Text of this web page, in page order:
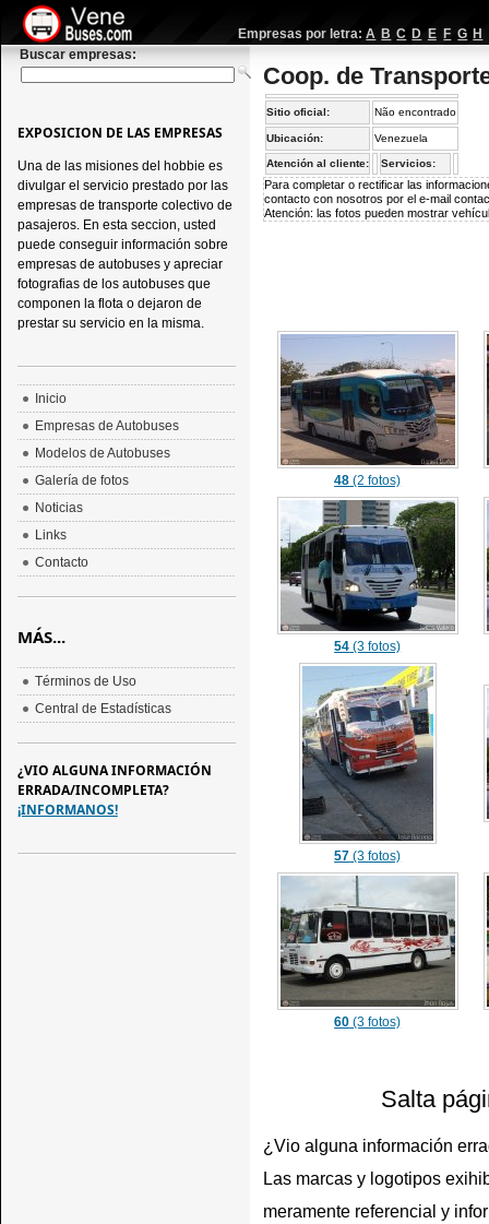
Empresas por letra: A B C D E F G H
Buscar empresas:
Coop. de
Sitio oficial: Não encontrado
Ubicación: Venezuela
Atención al cliente: Servicios:
Para completar o rectificar las
contacto con nosotros por el e-mail
Atención: las fotos pueden mostrar
48 (2 fotos)
54 (3 fotos)
57 (3 fotos)
60 (3 fotos)
Salta
¿Vio alguna información
Las marcas y logotipos
meramente referencial y
EXPOSICION DE LAS EMPRESAS
Una de las misiones del hobbie es
divulgar el servicio prestado por las
empresas de transporte colectivo de
pasajeros. En esta seccion, usted
puede conseguir información sobre
empresas de autobuses y apreciar
fotografias de los autobuses que
componen la flota o dejaron de
prestar su servicio en la misma.
Inicio
Empresas de Autobuses
Modelos de Autobuses
Galería de fotos
Noticias
Links
Contacto
MÁS...
Términos de Uso
Central de Estadísticas
¿VIO ALGUNA INFORMACIÓN
ERRADA/INCOMPLETA?
¡INFORMANOS!